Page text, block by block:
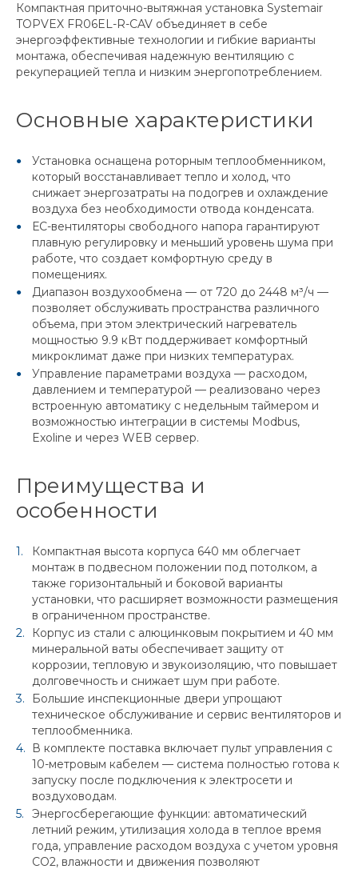
Компактная приточно-вытяжная установка Systemair
TOPVEX FR06EL-R-CAV объединяет в себе
энергоэффективные технологии и гибкие варианты
монтажа, обеспечивая надежную вентиляцию с
рекуперацией тепла и низким энергопотреблением.
Основные характеристики
Установка оснащена роторным теплообменником,
который восстанавливает тепло и холод, что
снижает энергозатраты на подогрев и охлаждение
воздуха без необходимости отвода конденсата.
ЕС-вентиляторы свободного напора гарантируют
плавную регулировку и меньший уровень шума при
работе, что создает комфортную среду в
помещениях.
Диапазон воздухообмена — от 720 до 2448 м³/ч —
позволяет обслуживать пространства различного
объема, при этом электрический нагреватель
мощностью 9.9 кВт поддерживает комфортный
микроклимат даже при низких температурах.
Управление параметрами воздуха — расходом,
давлением и температурой — реализовано через
встроенную автоматику с недельным таймером и
возможностью интеграции в системы Modbus,
Exoline и через WEB сервер.
Преимущества и
особенности
Компактная высота корпуса 640 мм облегчает
монтаж в подвесном положении под потолком, а
также горизонтальный и боковой варианты
установки, что расширяет возможности размещения
в ограниченном пространстве.
Корпус из стали с алюцинковым покрытием и 40 мм
минеральной ваты обеспечивает защиту от
коррозии, тепловую и звукоизоляцию, что повышает
долговечность и снижает шум при работе.
Большие инспекционные двери упрощают
техническое обслуживание и сервис вентиляторов и
теплообменника.
В комплекте поставка включает пульт управления с
10-метровым кабелем — система полностью готова к
запуску после подключения к электросети и
воздуховодам.
Энергосберегающие функции: автоматический
летний режим, утилизация холода в теплое время
года, управление расходом воздуха с учетом уровня
CO2, влажности и движения позволяют